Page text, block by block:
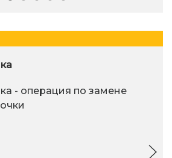
- операция по замене